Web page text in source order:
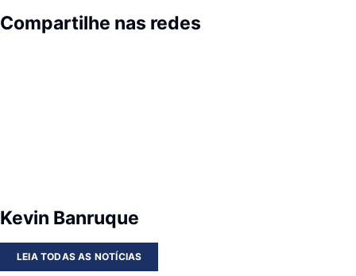
Compartilhe nas redes
Kevin Banruque
LEIA TODAS AS NOTÍCIAS